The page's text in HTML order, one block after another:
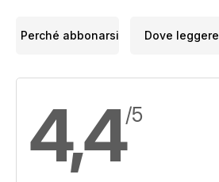
Perché abbonarsi Dove leggere
4,4/5